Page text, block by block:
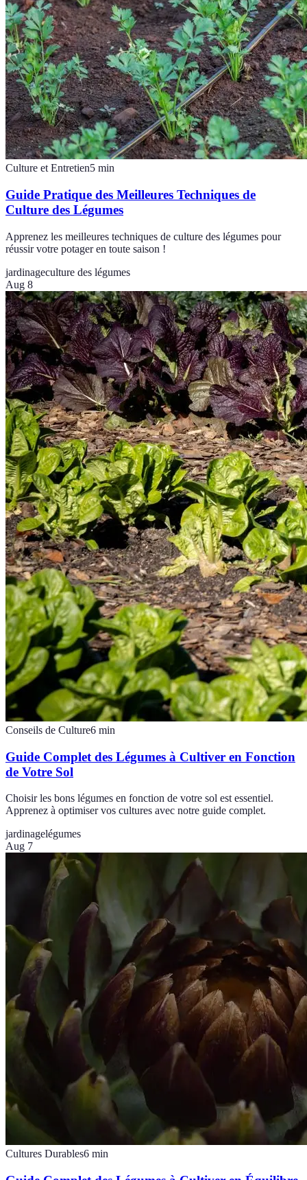
Culture et Entretien5 min
Guide Pratique des Meilleures Techniques de
Culture des Légumes
Apprenez les meilleures techniques de culture des légumes pour
réussir votre potager en toute saison !
jardinageculture des légumes
Aug 8
Conseils de Culture6 min
Guide Complet des Légumes à Cultiver en Fonction
de Votre Sol
Choisir les bons légumes en fonction de votre sol est essentiel.
Apprenez à optimiser vos cultures avec notre guide complet.
jardinagelégumes
Aug 7
Cultures Durables6 min